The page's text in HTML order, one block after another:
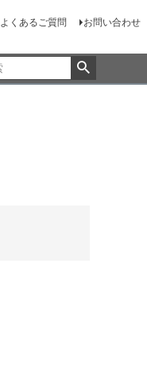
よくあるご質問 お問い合わせ